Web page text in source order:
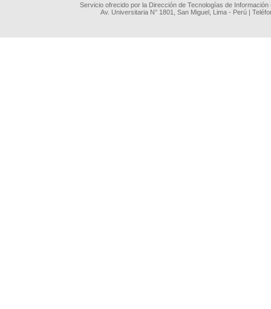
Servicio ofrecido por la Dirección de Tecnologías de
Av. Universitaria N° 1801, San Miguel, Lima - Perú |